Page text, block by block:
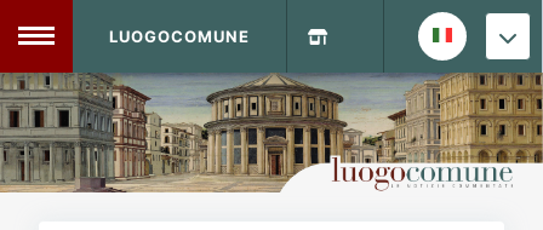
MENU
Home
LUOGOCOMUNE